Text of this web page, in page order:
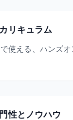
リキュラム
使える、ハンズ
性とノウハウ